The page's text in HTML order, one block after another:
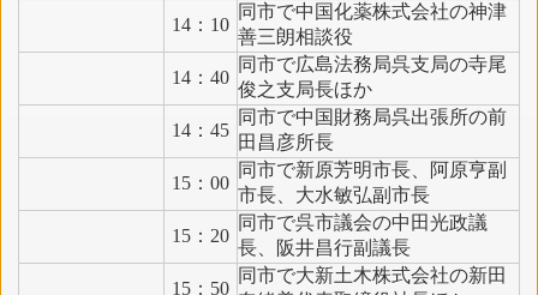
14：10
同市で中国化薬株式会社の神津
善三朗相談役
14：40
同市で広島法務局呉支局の寺尾
俊之支局長ほか
14：45
同市で中国財務局呉出張所の前
田昌彦所長
15：00
同市で新原芳明市長、阿原亨副
市長、大水敏弘副市長
15：20
同市で呉市議会の中田光政議
長、阪井昌行副議長
15：50
同市で大新土木株式会社の新田